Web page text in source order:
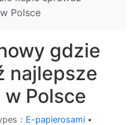
Polsce
gdzie
najlepsze
Polsce
： E-papierosami •